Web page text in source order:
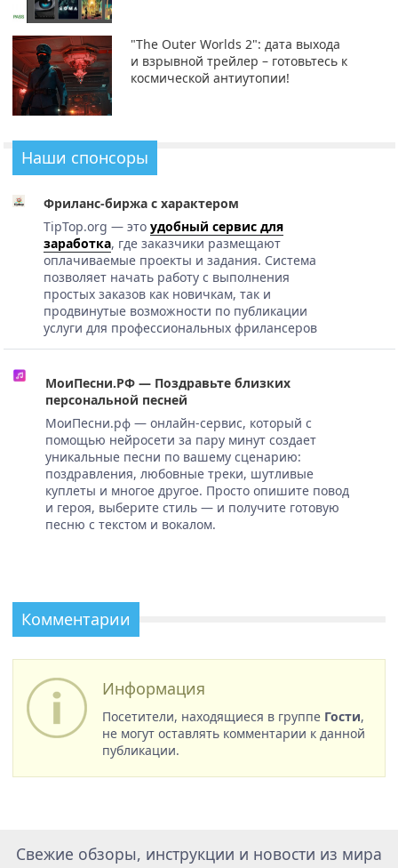
"The Outer Worlds 2": дата выхода
и взрывной трейлер – готовьтесь к
космической антиутопии!
Наши спонсоры
Фриланс-биржа с характером
TipTop.org — это удобный сервис для
заработка, где заказчики размещают
оплачиваемые проекты и задания. Система
позволяет начать работу с выполнения
простых заказов как новичкам, так и
продвинутые возможности по публикации
услуги для профессиональных фрилансеров
МоиПесни.РФ — Поздравьте близких
персональной песней
МоиПесни.рф — онлайн-сервис, который с
помощью нейросети за пару минут создает
уникальные песни по вашему сценарию:
поздравления, любовные треки, шутливые
куплеты и многое другое. Просто опишите повод
и героя, выберите стиль — и получите готовую
песню с текстом и вокалом.
Комментарии
Информация
Посетители, находящиеся в группе Гости,
не могут оставлять комментарии к данной
публикации.
Свежие обзоры, инструкции и новости из мира